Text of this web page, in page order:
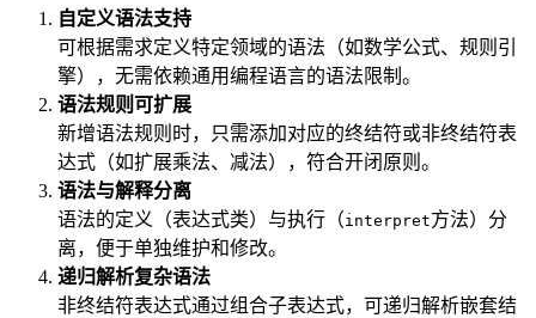
自定义语法支持
可根据需求定义特定领域的语法（如数学公式、规则引
擎），无需依赖通用编程语言的语法限制。
语法规则可扩展
新增语法规则时，只需添加对应的终结符或非终结符表
达式（如扩展乘法、减法），符合开闭原则。
语法与解释分离
语法的定义（表达式类）与执行（interpret方法）分
离，便于单独维护和修改。
递归解析复杂语法
非终结符表达式通过组合子表达式，可递归解析嵌套结